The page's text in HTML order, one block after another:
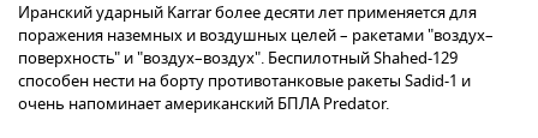
Иранский ударный Karrar более десяти лет применяется для
поражения наземных и воздушных целей – ракетами "воздух–
поверхность" и "воздух–воздух". Беспилотный Shahed-129
способен нести на борту противотанковые ракеты Sadid-1 и
очень напоминает американский БПЛА Predator.